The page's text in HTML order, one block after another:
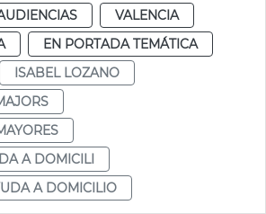
VALENCIA
EN PORTADA TEMÁTICA
ISABEL LOZANO
A DOMICILI
A DOMICILIO